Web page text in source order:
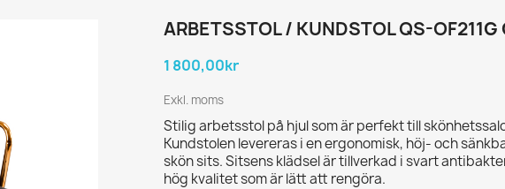
ARBETSSTOL / KUNDSTOL QS-OF211G
1 800,00kr
Exkl. moms
Stilig arbetsstol på hjul som är perfekt till
Kundstolen levereras i en ergonomisk, höj- och
skön sits. Sitsens klädsel är tillverkad i svart
hög kvalitet som är lätt att rengöra.